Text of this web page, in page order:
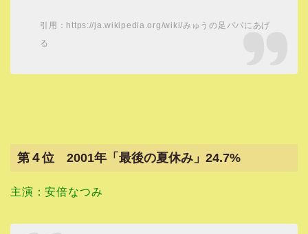
引用：https://ja.wikipedia.org/wiki/みゅうの足パパにあげ
る
第４位 2001年「最後の夏休み」24.7%
主演：安倍なつみ